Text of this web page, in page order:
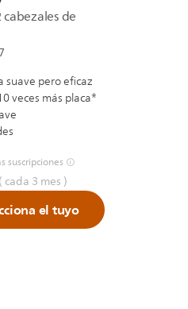
cabezales de
suave pero eficaz
veces más placa*
suscripciones
( cada 3 mes )
el tuyo